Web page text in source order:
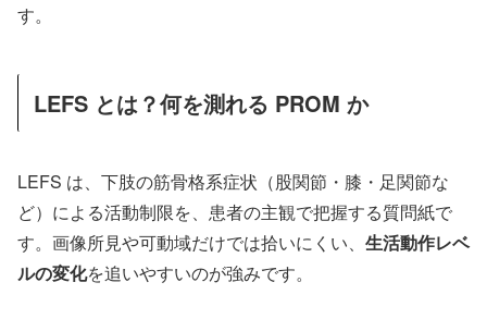
す。
LEFS とは？何を測れる PROM か
LEFS は、下肢の筋骨格系症状（股関節・膝・足関節な
ど）による活動制限を、患者の主観で把握する質問紙で
す。画像所見や可動域だけでは拾いにくい、 生活動作レベ
ルの変化を追いやすいのが強みです。